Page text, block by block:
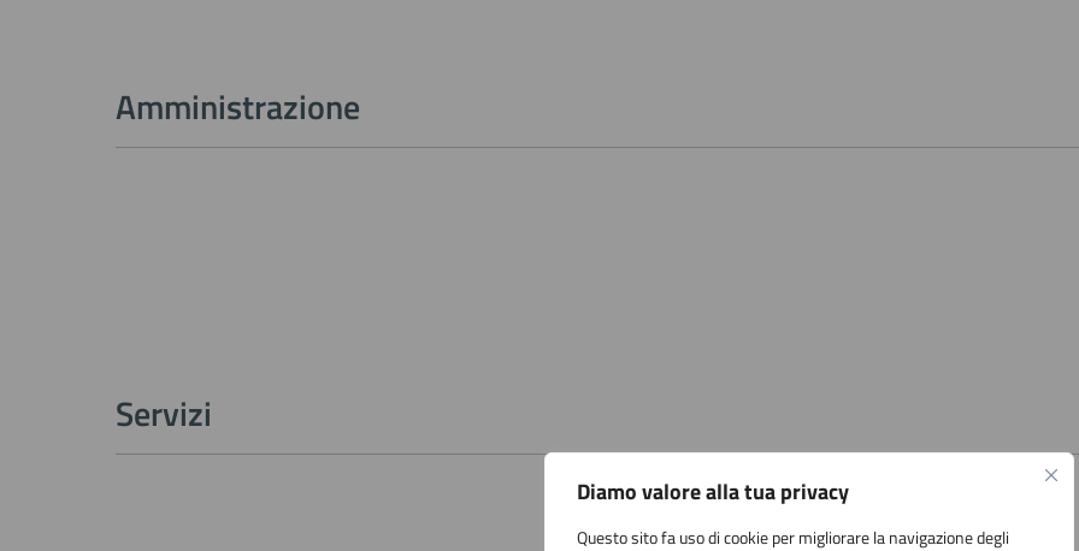
Diamo valore alla tua privacy
Questo sito fa uso di cookie per migliorare la navigazione degli
Amministrazione
Servizi